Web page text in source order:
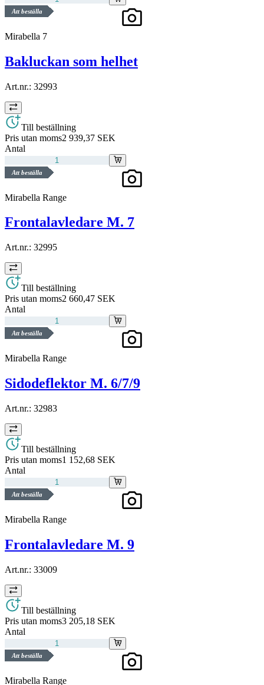
Att beställa
Mirabella 7
Bakluckan som helhet
Art.nr.: 32993
Till beställning
Pris utan moms2 939,37 SEK
Antal
Att beställa
Mirabella Range
Frontalavledare M. 7
Art.nr.: 32995
Till beställning
Pris utan moms2 660,47 SEK
Antal
Att beställa
Mirabella Range
Sidodeflektor M. 6/7/9
Art.nr.: 32983
Till beställning
Pris utan moms1 152,68 SEK
Antal
Att beställa
Mirabella Range
Frontalavledare M. 9
Art.nr.: 33009
Till beställning
Pris utan moms3 205,18 SEK
Antal
Att beställa
Mirabella Range